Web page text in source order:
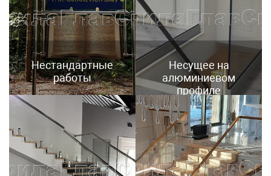
Нестандартные
работы
Несущее на
алюминиевом
профиле